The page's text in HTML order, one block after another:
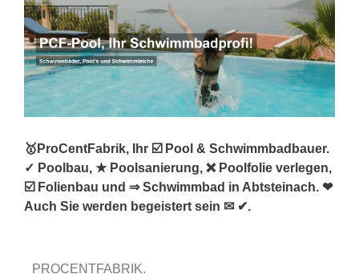
🥇ProCentFabrik, Ihr ☑️ Pool & Schwimmbadbauer.
✓ Poolbau, ★ Poolsanierung, ❌ Poolfolie verlegen,
☑️ Folienbau und ⇒ Schwimmbad in Abtsteinach. ❤
Auch Sie werden begeistert sein ✉ ✔.
PROCENTFABRIK.